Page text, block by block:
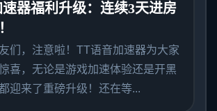
器福利升级：连续3天进房
们，注意啦！TT语音加速器为大家
喜，无论是游戏加速体验还是开黑
迎来了重磅升级！还在等...